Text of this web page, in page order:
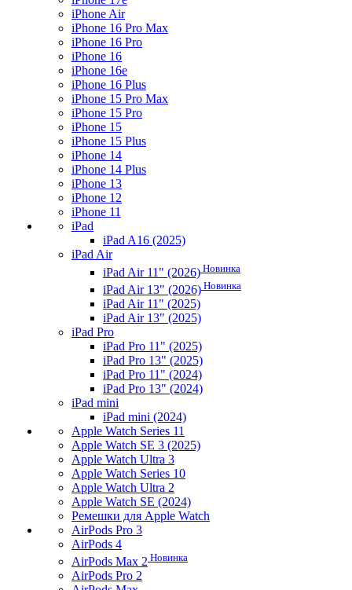
iPhone Air
iPhone 16 Pro Max
iPhone 16 Pro
iPhone 16
iPhone 16e
iPhone 16 Plus
iPhone 15 Pro Max
iPhone 15 Pro
iPhone 15
iPhone 15 Plus
iPhone 14
iPhone 14 Plus
iPhone 13
iPhone 12
iPhone 11
iPad
iPad A16 (2025)
iPad Air
iPad Air 11" (2026) Новинка
iPad Air 13" (2026) Новинка
iPad Air 11" (2025)
iPad Air 13" (2025)
iPad Pro
iPad Pro 11" (2025)
iPad Pro 13" (2025)
iPad Pro 11" (2024)
iPad Pro 13" (2024)
iPad mini
iPad mini (2024)
Apple Watch Series 11
Apple Watch SE 3 (2025)
Apple Watch Ultra 3
Apple Watch Series 10
Apple Watch Ultra 2
Apple Watch SE (2024)
Ремешки для Apple Watch
AirPods Pro 3
AirPods 4
AirPods Max 2 Новинка
AirPods Pro 2